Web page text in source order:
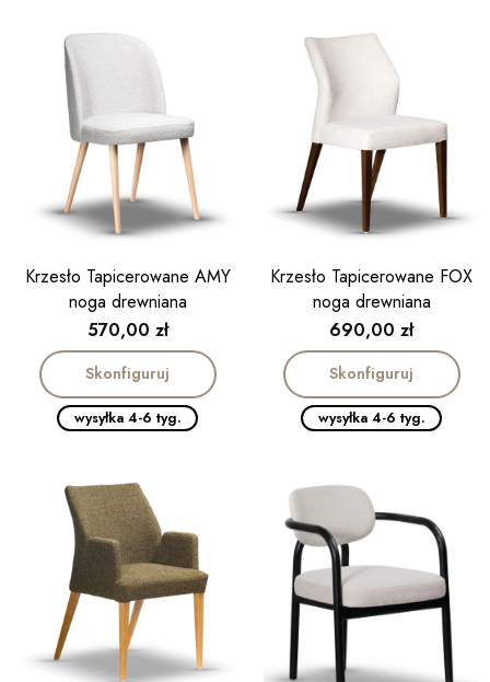
Krzesło Tapicerowane AMY
noga drewniana
Cena
570,00 zł
Skonfiguruj
wysyłka 4-6 tyg.
Krzesło Tapicerowane FOX
noga drewniana
Cena
690,00 zł
Skonfiguruj
wysyłka 4-6 tyg.